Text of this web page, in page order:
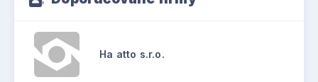
Ha atto s.r.o.